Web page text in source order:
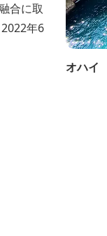
合に取
年6
オハイ